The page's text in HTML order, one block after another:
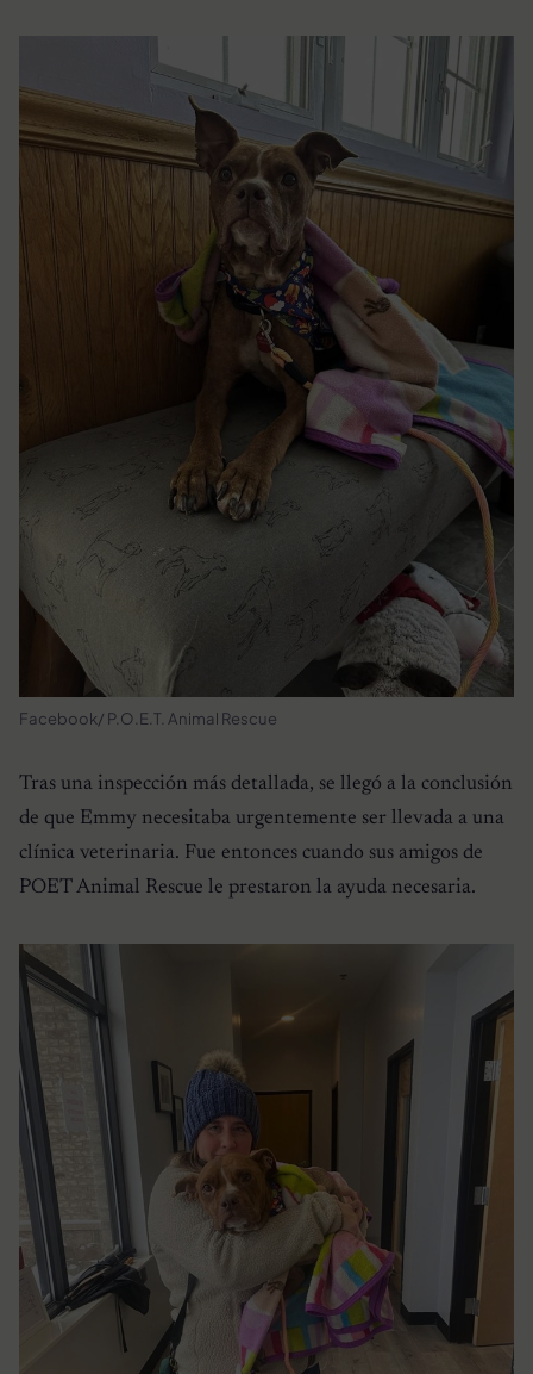
Facebook/ P.O.E.T. Animal Rescue
Tras una inspección más detallada, se llegó a la conclusión
de que Emmy necesitaba urgentemente ser llevada a una
clínica veterinaria. Fue entonces cuando sus amigos de
POET Animal Rescue le prestaron la ayuda necesaria.